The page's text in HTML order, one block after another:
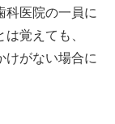
科医院の一員に
覚えても、
けがない場合に